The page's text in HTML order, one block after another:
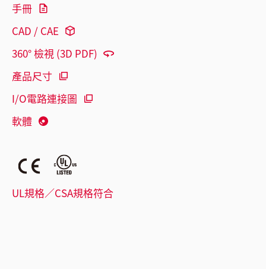
手冊
CAD / CAE
360° 檢視 (3D PDF)
產品尺寸
I/O電路連接圖
軟體
UL規格／CSA規格符合